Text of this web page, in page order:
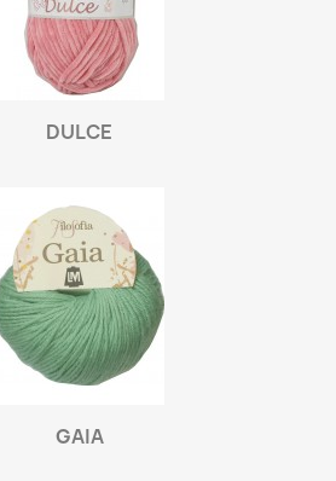
DULCE
GAIA